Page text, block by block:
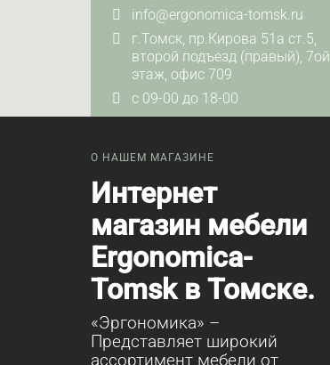
info@ergonomica-tomsk.ru
г.Томск, пр.Кирова 51а ст.5,
второй подъезд (правый), 7ой
этаж, офис 709
с 09-00 до 18-00
О НАШЕМ МАГАЗИНЕ
Интернет
магазин мебели
Ergonomica-
Tomsk в Томске.
«Эргономика» –
Представляет широкий
ассортимент мебели от